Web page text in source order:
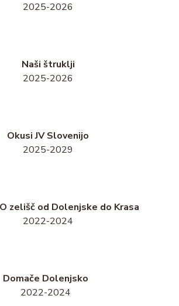
2025-2026
Naši štruklji
2025-2026
Okusi JV Slovenijo
2025-2029
zelišč od Dolenjske do Krasa
2022-2024
Domače Dolenjsko
2022-2024